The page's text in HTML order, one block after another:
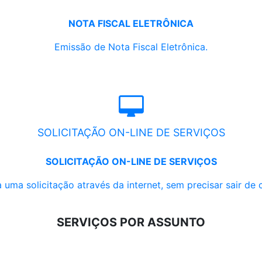
NOTA FISCAL ELETRÔNICA
Emissão de Nota Fiscal Eletrônica.
SOLICITAÇÃO ON-LINE DE SERVIÇOS
SOLICITAÇÃO ON-LINE DE SERVIÇOS
uma solicitação através da internet, sem precisar sair de
SERVIÇOS POR ASSUNTO